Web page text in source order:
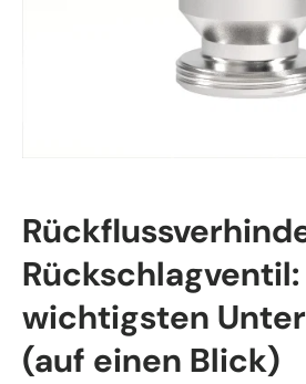
Rückschlagventil:
wichtigsten
(auf einen Blick)